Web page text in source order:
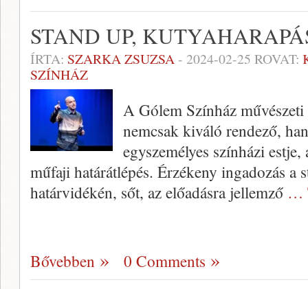
STAND UP,
ÍRTA: SZARKA ZSUZSA- 2024-02-25 ROVAT:
SZÍNHÁZ
A Gólem Színház
nemcsak kiváló rendező,
egyszemélyes színházi
műfaji határátlépés. Érzékeny ingadozás a
határvidékén, sőt, az előadásra jellemző …
Bővebben 0 Comments